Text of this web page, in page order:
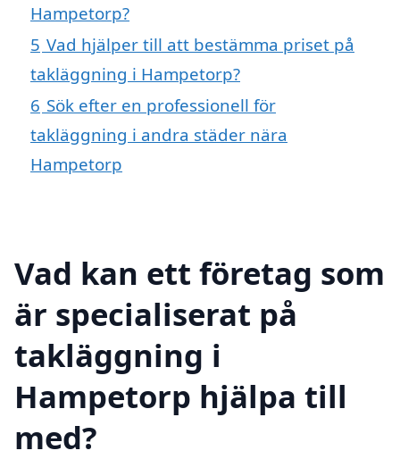
Hampetorp?
5 Vad hjälper till att bestämma priset på
takläggning i Hampetorp?
6 Sök efter en professionell för
takläggning i andra städer nära
Hampetorp
Vad kan ett företag som
är specialiserat på
takläggning i
Hampetorp hjälpa till
med?